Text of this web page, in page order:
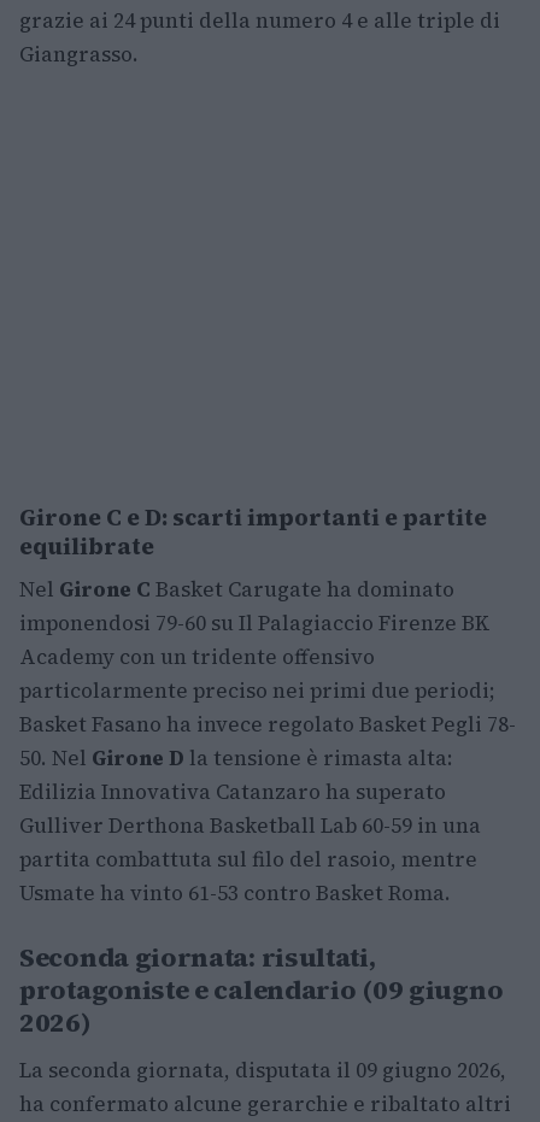
grazie ai 24 punti della numero 4 e alle triple di
Giangrasso.
Girone C e D: scarti importanti e partite
equilibrate
Nel Girone C Basket Carugate ha dominato
imponendosi 79-60 su Il Palagiaccio Firenze BK
Academy con un tridente offensivo
particolarmente preciso nei primi due periodi;
Basket Fasano ha invece regolato Basket Pegli 78-
50. Nel Girone D la tensione è rimasta alta:
Edilizia Innovativa Catanzaro ha superato
Gulliver Derthona Basketball Lab 60-59 in una
partita combattuta sul filo del rasoio, mentre
Usmate ha vinto 61-53 contro Basket Roma.
Seconda giornata: risultati,
protagoniste e calendario (09 giugno
2026)
La seconda giornata, disputata il 09 giugno 2026,
ha confermato alcune gerarchie e ribaltato altri